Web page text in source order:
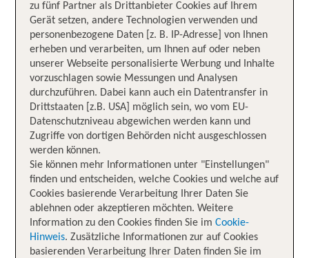
zu fünf Partner als Drittanbieter Cookies auf Ihrem
Gerät setzen, andere Technologien verwenden und
personenbezogene Daten [z. B. IP-Adresse] von Ihnen
erheben und verarbeiten, um Ihnen auf oder neben
unserer Webseite personalisierte Werbung und Inhalte
vorzuschlagen sowie Messungen und Analysen
durchzuführen. Dabei kann auch ein Datentransfer in
Drittstaaten [z.B. USA] möglich sein, wo vom EU-
Datenschutzniveau abgewichen werden kann und
Zugriffe von dortigen Behörden nicht ausgeschlossen
werden können.
Sie können mehr Informationen unter "Einstellungen"
finden und entscheiden, welche Cookies und welche auf
Cookies basierende Verarbeitung Ihrer Daten Sie
ablehnen oder akzeptieren möchten. Weitere
Information zu den Cookies finden Sie im Cookie-
Hinweis. Zusätzliche Informationen zur auf Cookies
basierenden Verarbeitung Ihrer Daten finden Sie im